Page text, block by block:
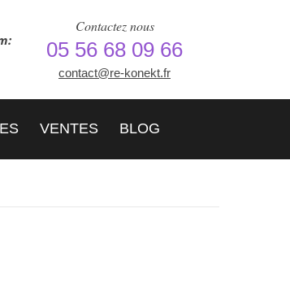
Contactez nous
05 56 68 09 66
contact@re-konekt.fr
VENTES BLOG